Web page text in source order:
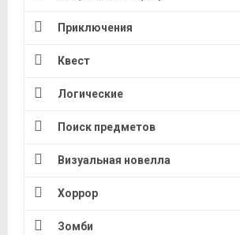
Приключения
Квест
Логические
Поиск предметов
Визуальная новелла
Хоррор
Зомби